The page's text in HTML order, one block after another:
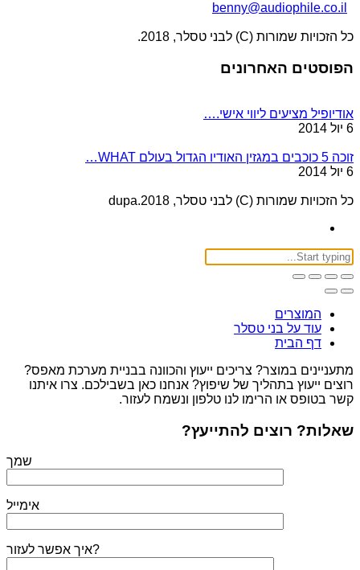
benny@audiophile.co.il
כל הזכויות שמורות (C) לבני טסלר, 2018.
הפוסטים האחרונים
אודיופיל מציעים ליווי אישי.…
6 יול 2014
זוכה 5 כוכבים במגזין האודיו הגדול בעולם WHAT…
6 יול 2014
כל הזכויות שמורות (C) לבני טסלר, 2018.dupa
המוצרים
עוד על בני טסלר
דף הבית
מתעניינים במוצר? צריכים ייעוץ והכוונה בבניית מערכת מאפס?
רוצים ייעוץ בתהליך של שיפוץ? אנחנו כאן בשבילכם. צרו איתנו
קשר בטופס או הרימו לנו טלפון ונשמח לעזור.
שאלות? רוצים להתייעץ?
שמך
אימייל
איך אפשר לעזור?